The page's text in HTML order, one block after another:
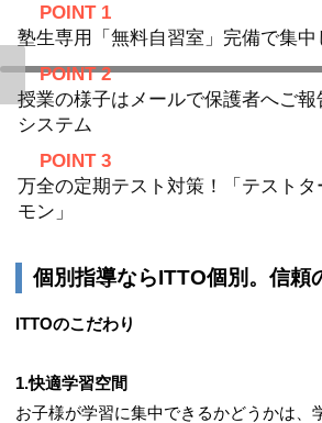
POINT 1
塾生専用「無料自習室」完備で集中
POINT 2
授業の様子はメールで保護者へご報
システム
POINT 3
万全の定期テスト対策！「テストタ
モン」
個別指導ならITTO個別。信頼
ITTOのこだわり
1.快適学習空間
お子様が学習に集中できるかどうかは、